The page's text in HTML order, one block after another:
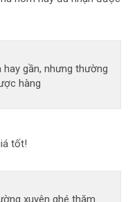
hay gần, nhưng thường
hàng
tốt!
xuyên ghé thăm